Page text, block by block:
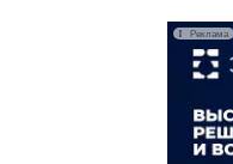
Реклама